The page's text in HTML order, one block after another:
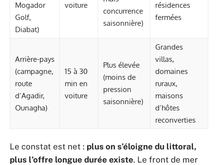
Mogador
Golf,
Diabat)
voiture
concurrence
saisonnière)
résidences
fermées
Arrière-pays
(campagne,
route
d’Agadir,
Ounagha)
15 à 30
min en
voiture
Plus élevée
(moins de
pression
saisonnière)
Grandes
villas,
domaines
ruraux,
maisons
d’hôtes
reconverties
Le constat est net : plus on s’éloigne du littoral,
plus l’offre longue durée existe. Le front de mer